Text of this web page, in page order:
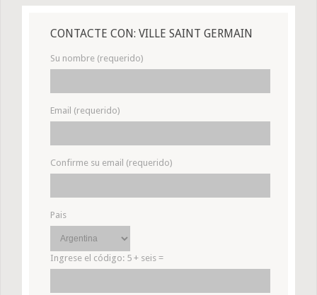
CONTACTE CON: VILLE SAINT GERMAIN
Su nombre (requerido)
Email (requerido)
Confirme su email (requerido)
Pais
Ingrese el código: 5 + seis =